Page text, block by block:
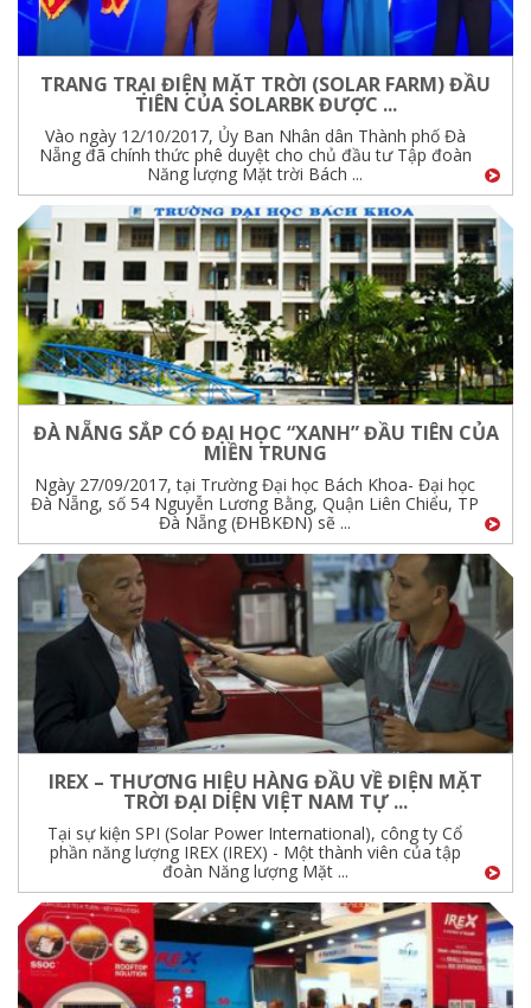
TRANG TRẠI ĐIỆN MẶT TRỜI (SOLAR FARM) ĐẦU
TIÊN CỦA SOLARBK ĐƯỢC ...
Vào ngày 12/10/2017, Ủy Ban Nhân dân Thành phố Đà
Nẵng đã chính thức phê duyệt cho chủ đầu tư Tập đoàn
Năng lượng Mặt trời Bách ...
ĐÀ NẴNG SẮP CÓ ĐẠI HỌC “XANH” ĐẦU TIÊN CỦA
MIỀN TRUNG
Ngày 27/09/2017, tại Trường Đại học Bách Khoa- Đại học
Đà Nẵng, số 54 Nguyễn Lương Bằng, Quận Liên Chiểu, TP
Đà Nẵng (ĐHBKĐN) sẽ ...
IREX – THƯƠNG HIỆU HÀNG ĐẦU VỀ ĐIỆN MẶT
TRỜI ĐẠI DIỆN VIỆT NAM TỰ ...
Tại sự kiện SPI (Solar Power International), công ty Cổ
phần năng lượng IREX (IREX) - Một thành viên của tập
đoàn Năng lượng Mặt ...